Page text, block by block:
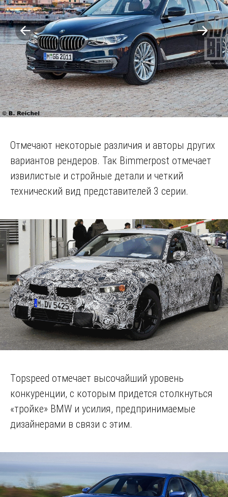
Отмечают некоторые различия и авторы других
вариантов рендеров. Так Bimmerpost отмечает
извилистые и стройные детали и четкий
технический вид представителей 3 серии.
Тopspeed отмечает высочайший уровень
конкуренции, с которым придется столкнуться
«тройке» BMW и усилия, предпринимаемые
дизайнерами в связи с этим.